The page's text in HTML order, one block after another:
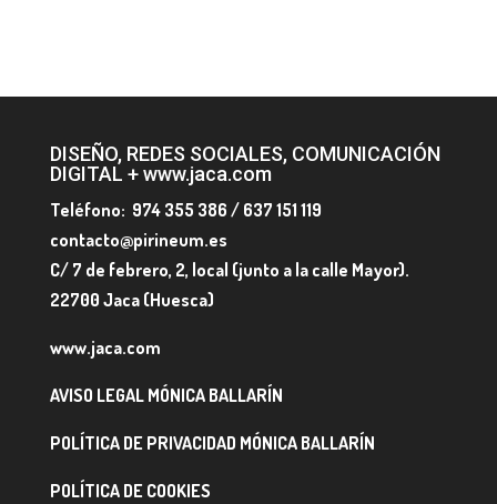
DISEÑO, REDES SOCIALES, COMUNICACIÓN
DIGITAL + www.jaca.com
Teléfono: 974 355 386 / 637 151 119
contacto@pirineum.es
C/ 7 de febrero, 2, local (junto a la calle Mayor).
22700 Jaca (Huesca)
www.jaca.com
AVISO LEGAL MÓNICA BALLARÍN
POLÍTICA DE PRIVACIDAD MÓNICA BALLARÍN
POLÍTICA DE COOKIES